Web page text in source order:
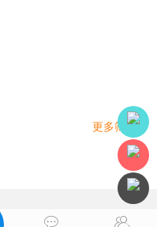
更多筛选